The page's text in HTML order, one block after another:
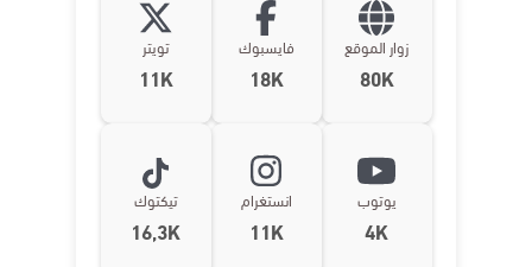
زوار الموقع
80K
فايسبوك
18K
تويتر
11K
يوتوب
4K
انستغرام
11K
تيكتوك
16,3K